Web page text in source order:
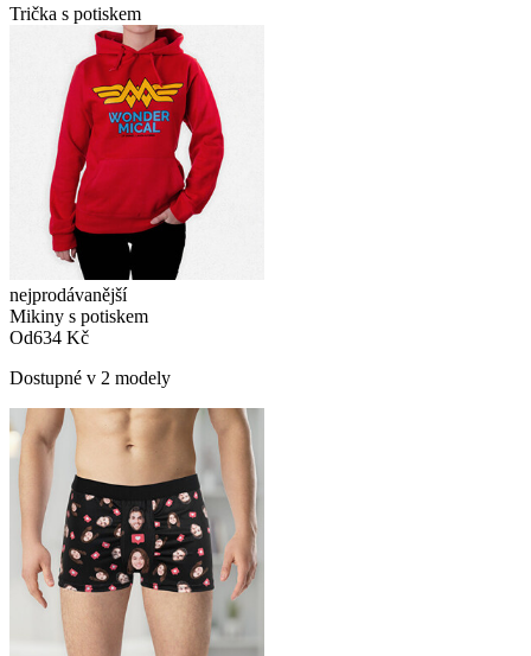
Trička s potiskem
nejprodávanější
Mikiny s potiskem
Od634 Kč
Dostupné v 2 modely